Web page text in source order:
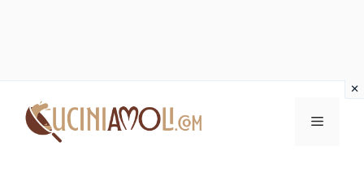
contenuto
Menu